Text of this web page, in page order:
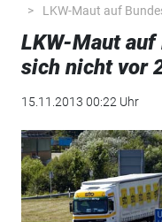
LKW-Maut auf
LKW-Maut
sich nicht vor
15.11.2013 00:22 Uhr